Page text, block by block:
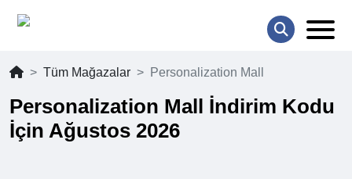
Tüm Mağazalar Personalization Mall
Personalization Mall İndirim Kodu
İçin Ağustos 2026